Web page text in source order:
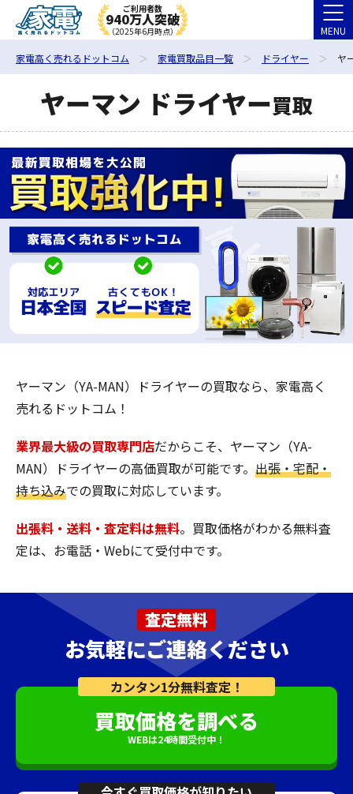
ご利用者数
940万人突破
（2025年6月時点） MENU
家電高く売れるドットコム 家電買取品目一覧 ドライヤー ヤ
ヤーマン ドライヤー買取
ヤーマン（YA-MAN）ドライヤーの買取なら、家電高く
売れるドットコム！
業界最大級の買取専門店だからこそ、ヤーマン（YA-
MAN）ドライヤーの高価買取が可能です。 出張・宅配・
持ち込みでの買取に対応しています。
出張料・送料・査定料は無料。買取価格がわかる無料査
定は、お電話・Webにて受付中です。
査定無料
お気軽にご連絡ください
カンタン1分無料査定！
買取価格を調べる
WEBは24時間受付中！